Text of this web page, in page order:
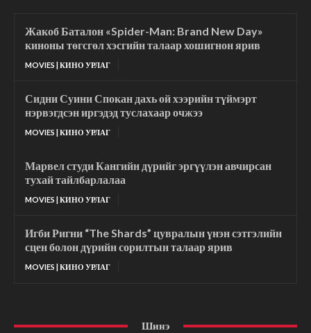
Жакоб Баталон «Spider-Man: Brand New Day»
киноны төгсгөл хэсгийн талаар хошигнон ярив
MOVIES | КИНО УРЛАГ
Сидни Суини Спокан дахь ой хээрийн түймэрт
нэрвэгдсэн иргэдэд туслахаар очжээ
MOVIES | КИНО УРЛАГ
Марвел студи Кангийн дүрийг эргүүлэн авчирсан
тухай тайлбарлалаа
MOVIES | КИНО УРЛАГ
Игби Ригни “The Shards” цувралын үнэн сэтгэлийн
сцен болон дүрийн сорилтын талаар ярив
MOVIES | КИНО УРЛАГ
Шинэ